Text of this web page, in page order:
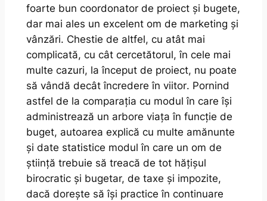
foarte bun coordonator de proiect și bugete,
dar mai ales un excelent om de marketing și
vânzări. Chestie de altfel, cu atât mai
complicată, cu cât cercetătorul, în cele mai
multe cazuri, la început de proiect, nu poate
să vândă decâtîncredere în viitor. Pornind
astfel de la comparația cu modul în care își
administrează un arbore viața în funcție de
buget, autoarea explică cu multe amănunte
și date statistice modul în care un om de
știință trebuie să treacă de tot hățișul
birocratic și bugetar, de taxe și impozite,
dacă dorește să își practice în continuare